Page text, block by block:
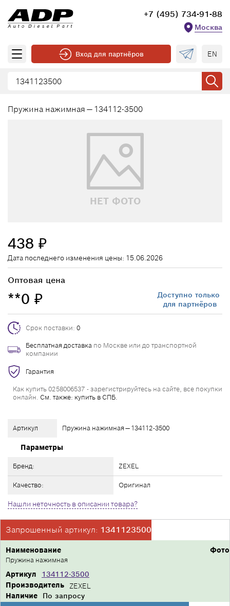
+7 (495) 734-91-88
Москва
Вход для партнёров EN
Пружина нажимная — 134112-3500
НЕТ ФОТО
Артикул Пружина нажимная — 134112-3500
Параметры
Бренд: ZEXEL
Качество: Оригинал
Нашли неточность в описании товара?
438 ₽
Дата последнего изменения цены: 15.06.2026
Оптовая цена
**0 ₽
Доступно только
для партнёров
Срок поставки: 0
Бесплатная доставка по Москве или до транспортной
компании
Гарантия
Как купить 0258006537 - зарегистрируйтесь на сайте, все покупки
онлайн. См. также: купить в СПБ.
Запрошенный артикул: 1341123500
Фото
Производитель ZEXEL
Артикул 134112-3500
Наименование
Пружина нажимная
Наличие По запросу